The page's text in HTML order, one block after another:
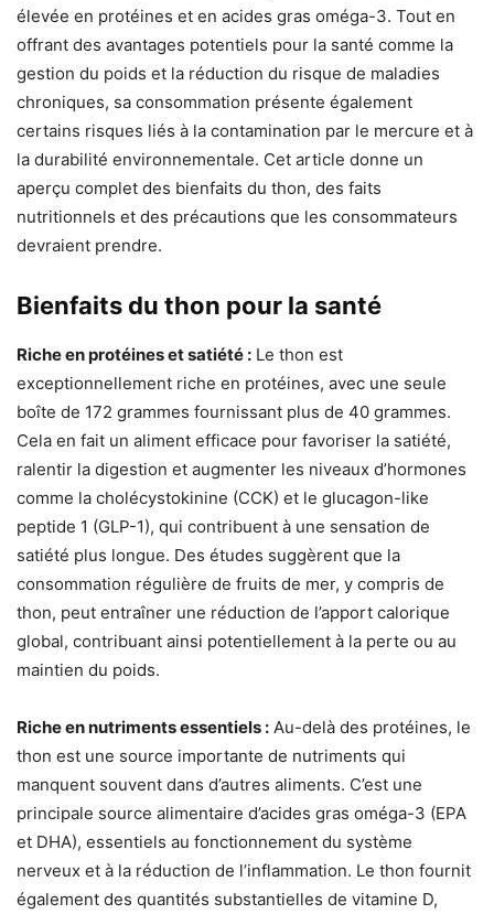
élevée en protéines et en acides gras oméga-3. Tout en
offrant des avantages potentiels pour la santé comme la
gestion du poids et la réduction du risque de maladies
chroniques, sa consommation présente également
certains risques liés à la contamination par le mercure et à
la durabilité environnementale. Cet article donne un
aperçu complet des bienfaits du thon, des faits
nutritionnels et des précautions que les consommateurs
devraient prendre.
Bienfaits du thon pour la santé
Riche en protéines et satiété : Le thon est
exceptionnellement riche en protéines, avec une seule
boîte de 172 grammes fournissant plus de 40 grammes.
Cela en fait un aliment efficace pour favoriser la satiété,
ralentir la digestion et augmenter les niveaux d’hormones
comme la cholécystokinine (CCK) et le glucagon-like
peptide 1 (GLP-1), qui contribuent à une sensation de
satiété plus longue. Des études suggèrent que la
consommation régulière de fruits de mer, y compris de
thon, peut entraîner une réduction de l’apport calorique
global, contribuant ainsi potentiellement à la perte ou au
maintien du poids.
Riche en nutriments essentiels : Au-delà des protéines, le
thon est une source importante de nutriments qui
manquent souvent dans d’autres aliments. C’est une
principale source alimentaire d’acides gras oméga-3 (EPA
et DHA), essentiels au fonctionnement du système
nerveux et à la réduction de l’inflammation. Le thon fournit
également des quantités substantielles de vitamine D,